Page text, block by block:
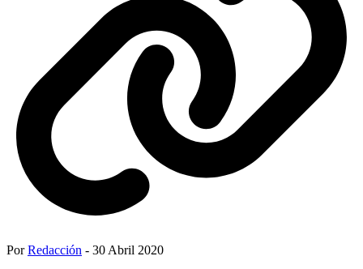
PorRedacción - 30 Abril 2020